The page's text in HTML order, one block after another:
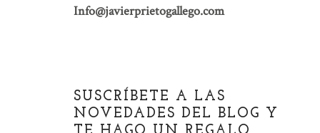
Info@javierprietogallego.com
SUSCRÍBETE A LAS
NOVEDADES DEL BLOG Y